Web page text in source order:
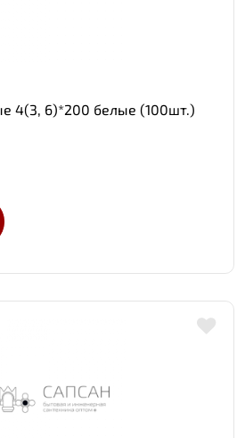
4(3, 6)*200 белые (100шт.)